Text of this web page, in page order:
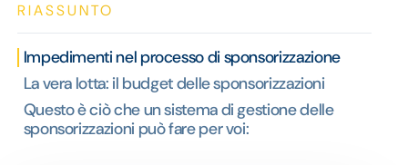
RIASSUNTO
Impedimenti nel processo di sponsorizzazione
La vera lotta: il budget delle sponsorizzazioni
Questo è ciò che un sistema di gestione delle
sponsorizzazioni può fare per voi: